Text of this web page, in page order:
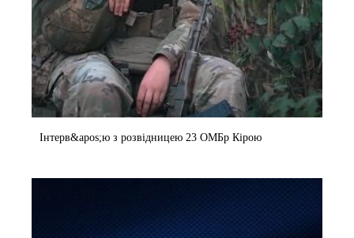
Інтерв&apos;ю з розвідницею 23 ОМБр Кірою